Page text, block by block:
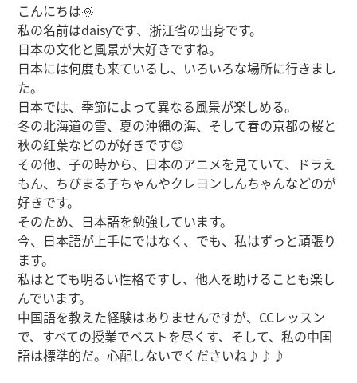
こんにちは🌞
私の名前はdaisyです、浙江省の出身です。
日本の文化と風景が大好きですね。
日本には何度も来ているし、いろいろな場所に行きまし
た。
日本では、季節によって異なる風景が楽しめる。
冬の北海道の雪、夏の沖縄の海、そして春の京都の桜と
秋の红葉などのが好きです😊
その他、子の時から、日本のアニメを見ていて、ドラえ
もん、ちびまる子ちゃんやクレヨンしんちゃんなどのが
好きです。
そのため、日本語を勉強しています。
今、日本語が上手にではなく、でも、私はずっと頑張り
ます。
私はとても明るい性格ですし、他人を助けることも楽し
んでいます。
中国語を教えた経験はありませんですが、CCレッスン
で、すべての授業でベストを尽くす、そして、私の中国
語は標準的だ。心配しないでくださいね♪♪♪